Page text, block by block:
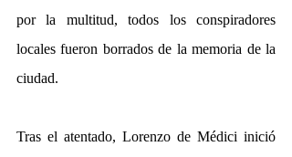
por la multitud, todos los conspiradores
locales fueron borrados de la memoria de la
ciudad.
Tras el atentado, Lorenzo de Médici inició